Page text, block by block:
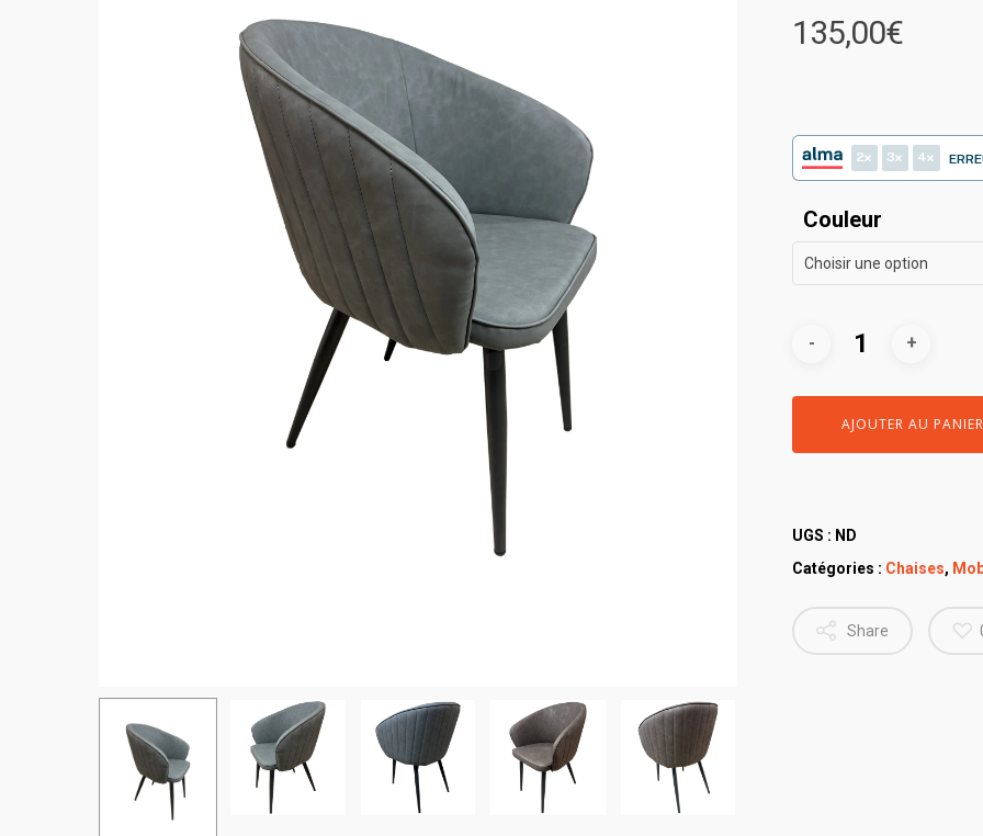
Hit enter to search or ESC to close
135,00€
2 3 4
Couleur
Choisir une option
AJOUTER AU PANIER
UGS : ND
Catégories : Chaises,
Share